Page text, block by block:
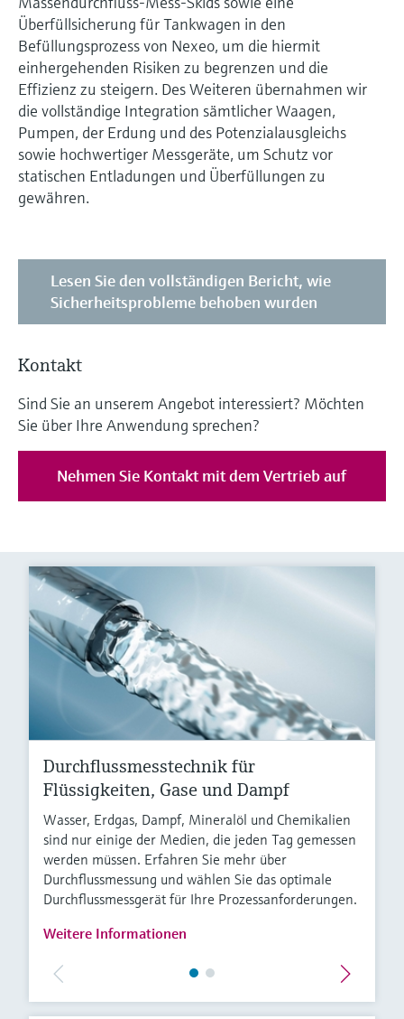
Überfüllsicherung für Tankwagen in den
Befüllungsprozess von Nexeo, um die hiermit
einhergehenden Risiken zu begrenzen und die
Effizienz zu steigern. Des Weiteren übernahmen wir
die vollständige Integration sämtlicher Waagen,
Pumpen, der Erdung und des Potenzialausgleichs
sowie hochwertiger Messgeräte, um Schutz vor
statischen Entladungen und Überfüllungen zu
gewähren.
Lesen Sie den vollständigen Bericht, wie
Sicherheitsprobleme behoben wurden
Kontakt
Sind Sie an unserem Angebot interessiert? Möchten
Sie über Ihre Anwendung sprechen?
Nehmen Sie Kontakt mit dem Vertrieb auf
Durchflussmesstechnik für
Flüssigkeiten, Gase und Dampf
Wasser, Erdgas, Dampf, Mineralöl und Chemikalien
sind nur einige der Medien, die jeden Tag gemessen
werden müssen. Erfahren Sie mehr über
Durchflussmessung und wählen Sie das optimale
Durchflussmessgerät für Ihre Prozessanforderungen.
Weitere Informationen